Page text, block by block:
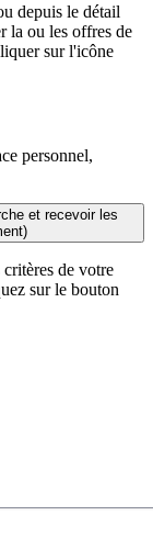
depuis le détail
la ou les offres de
sur l'icône
personnel,
et recevoir les
de votre
sur le bouton